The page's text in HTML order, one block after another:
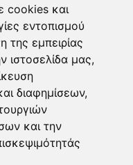
cookies και
εντοπισμού
της εμπειρίας
ιστοσελίδα μας,
διαφημίσεων,
και την